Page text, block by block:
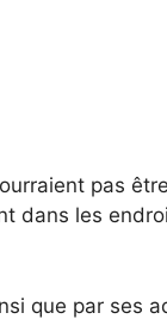
pas
dans les
que par ses